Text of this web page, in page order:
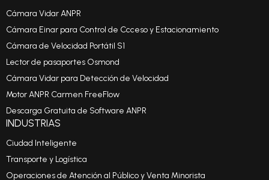
Cámara Vidar ANPR
Cámara Einar para Control de Ccceso y Estacionamiento
Cámara de Velocidad Portátil S1
Lector de pasaportes Osmond
Cámara Vidar para Detección de Velocidad
Motor ANPR Carmen FreeFlow
Descarga Gratuita de Software ANPR
INDUSTRIAS
Ciudad Inteligente
Transporte y Logística
Operaciones de Atención al Público y Venta Minorista